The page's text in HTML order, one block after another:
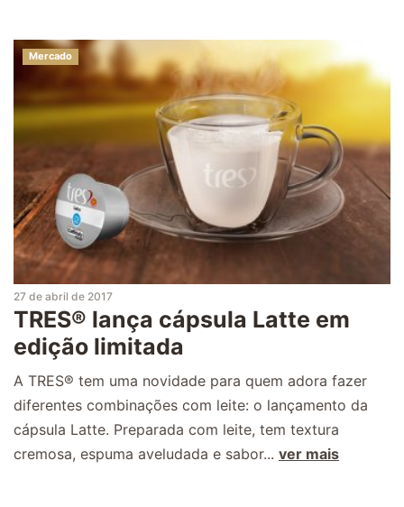
Mercado
27 de abril de 2017
TRES® lança cápsula Latte em
edição limitada
A TRES® tem uma novidade para quem adora fazer
diferentes combinações com leite: o lançamento da
cápsula Latte. Preparada com leite, tem textura
cremosa, espuma aveludada e sabor... ver mais